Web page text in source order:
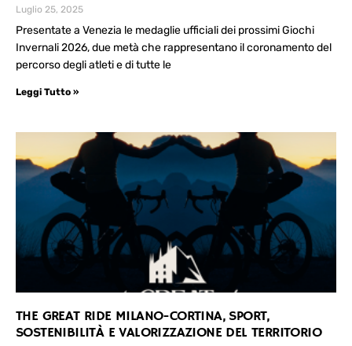
Luglio 25, 2025
Presentate a Venezia le medaglie ufficiali dei prossimi Giochi
Invernali 2026, due metà che rappresentano il coronamento del
percorso degli atleti e di tutte le
Leggi Tutto »
THE GREAT RIDE MILANO-CORTINA, SPORT,
SOSTENIBILITÀ E VALORIZZAZIONE DEL TERRITORIO